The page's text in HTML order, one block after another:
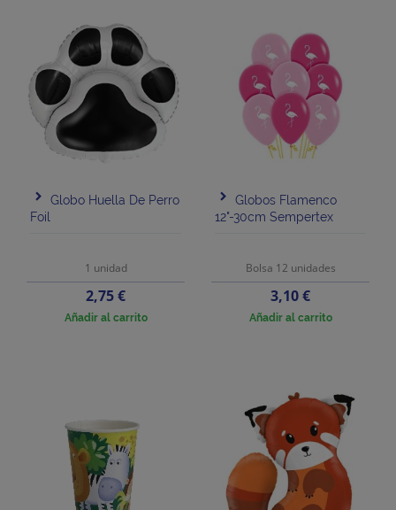
Globo Huella De Perro
Foil
1 unidad
Precio
2,75 €
Añadir al carrito
Globos Flamenco
12"-30cm Sempertex
Bolsa 12 unidades
Precio
3,10 €
Añadir al carrito